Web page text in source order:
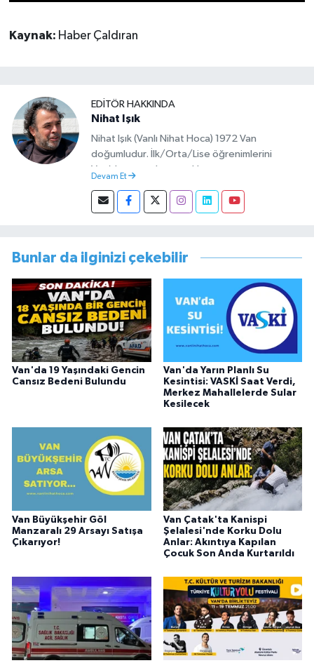
Kaynak: Haber Çaldıran
EDITÖR HAKKINDA
Nihat Işık
Nihat Işık (Vanlı Nihat Hoca) 1972 Van
doğumludur. İlk/Orta/Lise öğrenimlerini
Van’da tamamlamıştır. Hacettepe mezunu
başlamıştır. Asteğmen olarak yaptığı vatani
görevi dönüşü Van Sosyal Hizmetler İl
görevini yürütürken istifa edip sosyal medyayı
tercih etmiştir.
Devam Et
Bunlar da ilginizi çekebilir
Van'da 19 Yaşındaki Gencin
Cansız Bedeni Bulundu
Van'da Yarın Planlı Su
Kesintisi: VASKİ Saat Verdi,
Merkez Mahallelerde Sular
Kesilecek
Van Büyükşehir Göl
Manzaralı 29 Arsayı Satışa
Çıkarıyor!
Van Çatak'ta Kanispi
Şelalesi'nde Korku Dolu
Anlar: Akıntıya Kapılan
Çocuk Son Anda Kurtarıldı